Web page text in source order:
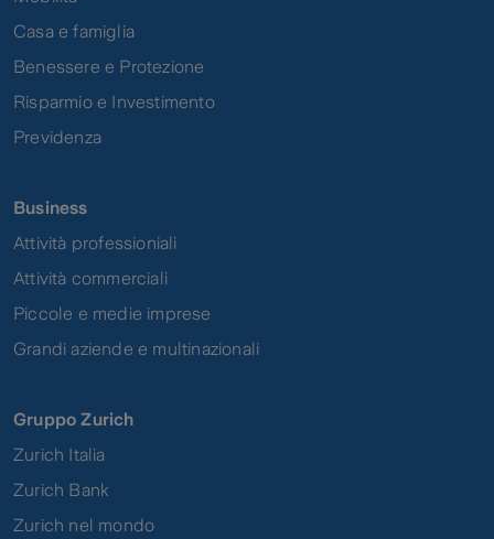
Casa e famiglia
Benessere e Protezione
Risparmio e Investimento
Previdenza
Business
Attività professioniali
Attività commerciali
Piccole e medie imprese
Grandi aziende e multinazionali
Gruppo Zurich
Zurich Italia
Zurich Bank
Zurich nel mondo